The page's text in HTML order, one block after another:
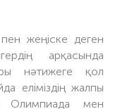
жеңіске деген
арқасында
нәтижеге қол
еліміздің жалпы
Олимпиада мен